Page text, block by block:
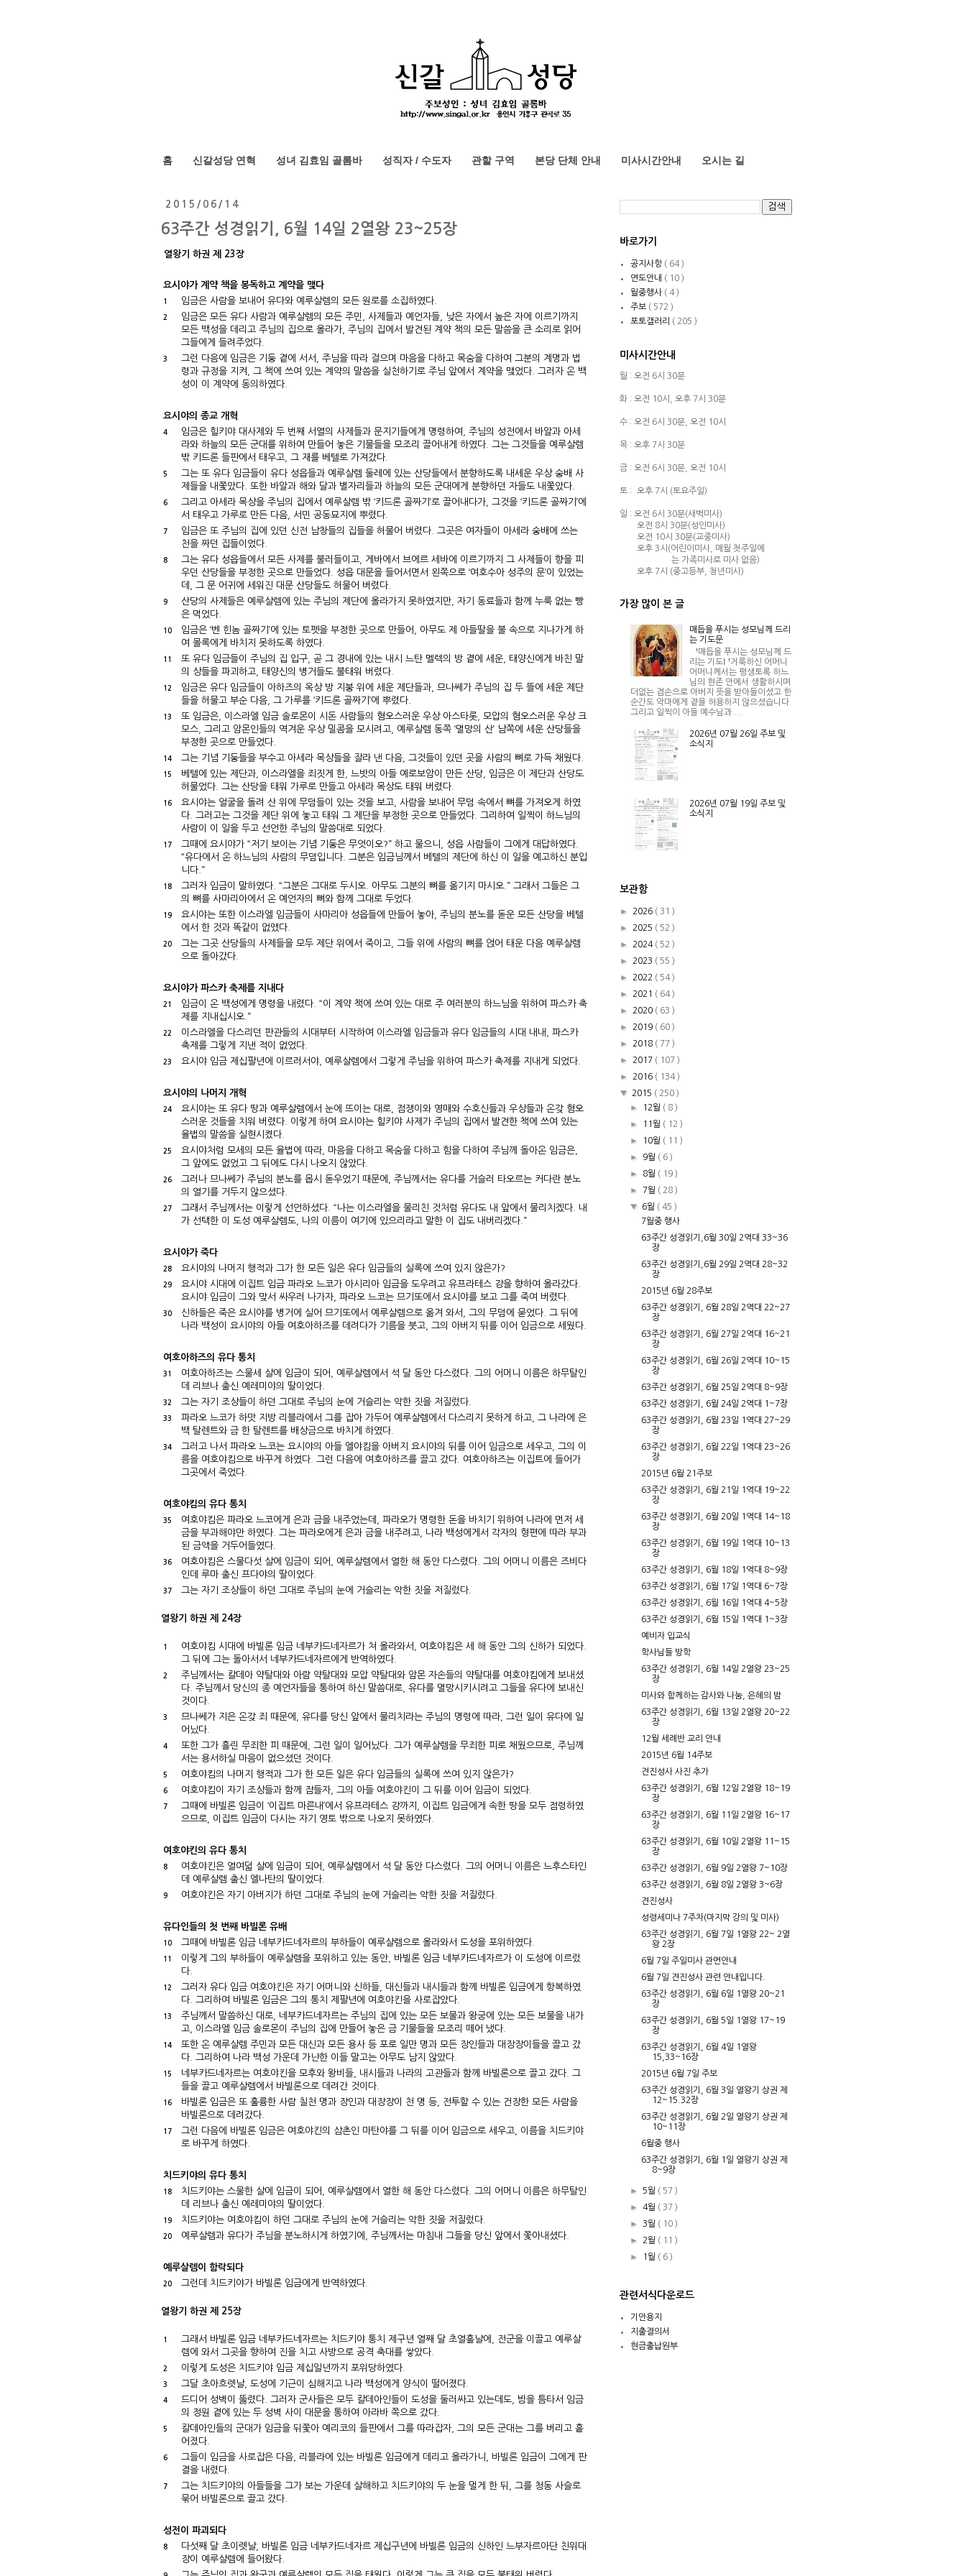
홈 신갈성당 연혁 성녀 김효임 골롬바 성직자 / 수도자 관할 구역 본당 단체 안내 미사시간안내 오시는 길
2015/06/14
63주간 성경읽기, 6월 14일 2열왕 23~25장
열왕기 하권 제 23장
요시야가 계약 책을 봉독하고 계약을 맺다
1 임금은 사람을 보내어 유다와 예루살렘의 모든 원로를 소집하였다.
2
임금은 모든 유다 사람과 예루살렘의 모든 주민, 사제들과 예언자들, 낮은 자에서 높은 자에 이르기까지
모든 백성을 데리고 주님의 집으로 올라가, 주님의 집에서 발견된 계약 책의 모든 말씀을 큰 소리로 읽어
그들에게 들려주었다.
3
그런 다음에 임금은 기둥 곁에 서서, 주님을 따라 걸으며 마음을 다하고 목숨을 다하여 그분의 계명과 법
령과 규정을 지켜, 그 책에 쓰여 있는 계약의 말씀을 실천하기로 주님 앞에서 계약을 맺었다. 그러자 온 백
성이 이 계약에 동의하였다.
요시야의 종교 개혁
4
임금은 힐키야 대사제와 두 번째 서열의 사제들과 문지기들에게 명령하여, 주님의 성전에서 바알과 아세
라와 하늘의 모든 군대를 위하여 만들어 놓은 기물들을 모조리 끌어내게 하였다. 그는 그것들을 예루살렘
밖 키드론 들판에서 태우고, 그 재를 베텔로 가져갔다.
5
그는 또 유다 임금들이 유다 성읍들과 예루살렘 둘레에 있는 산당들에서 분향하도록 내세운 우상 숭배 사
제들을 내쫓았다. 또한 바알과 해와 달과 별자리들과 하늘의 모든 군대에게 분향하던 자들도 내쫓았다.
6
그리고 아세라 목상을 주님의 집에서 예루살렘 밖 ‘키드론 골짜기’로 끌어내다가, 그것을 ‘키드론 골짜기’에
서 태우고 가루로 만든 다음, 서민 공동묘지에 뿌렸다.
7
임금은 또 주님의 집에 있던 신전 남창들의 집들을 허물어 버렸다. 그곳은 여자들이 아세라 숭배에 쓰는
천을 짜던 집들이었다.
8
그는 유다 성읍들에서 모든 사제를 불러들이고, 게바에서 브에르 세바에 이르기까지 그 사제들이 향을 피
우던 산당들을 부정한 곳으로 만들었다. 성읍 대문을 들어서면서 왼쪽으로 ‘여호수아 성주의 문’이 있었는
데, 그 문 어귀에 세워진 대문 산당들도 허물어 버렸다.
9
산당의 사제들은 예루살렘에 있는 주님의 제단에 올라가지 못하였지만, 자기 동료들과 함께 누룩 없는 빵
은 먹었다.
10
임금은 ‘벤 힌놈 골짜기’에 있는 토펫을 부정한 곳으로 만들어, 아무도 제 아들딸을 불 속으로 지나가게 하
여 몰록에게 바치지 못하도록 하였다.
11
또 유다 임금들이 주님의 집 입구, 곧 그 경내에 있는 내시 느탄 멜렉의 방 곁에 세운, 태양신에게 바친 말
의 상들을 파괴하고, 태양신의 병거들도 불태워 버렸다.
12
임금은 유다 임금들이 아하즈의 옥상 방 지붕 위에 세운 제단들과, 므나쎄가 주님의 집 두 뜰에 세운 제단
들을 허물고 부순 다음, 그 가루를 ‘키드론 골짜기’에 뿌렸다.
13
또 임금은, 이스라엘 임금 솔로몬이 시돈 사람들의 혐오스러운 우상 아스타롯, 모압의 혐오스러운 우상 크
모스, 그리고 암몬인들의 역겨운 우상 밀콤을 모시려고, 예루살렘 동쪽 ‘멸망의 산’ 남쪽에 세운 산당들을
부정한 곳으로 만들었다.
14 그는 기념 기둥들을 부수고 아세라 목상들을 잘라 낸 다음, 그것들이 있던 곳을 사람의 뼈로 가득 채웠다.
15
베텔에 있는 제단과, 이스라엘을 죄짓게 한, 느밧의 아들 예로보암이 만든 산당, 임금은 이 제단과 산당도
허물었다. 그는 산당을 태워 가루로 만들고 아세라 목상도 태워 버렸다.
16
요시야는 얼굴을 돌려 산 위에 무덤들이 있는 것을 보고, 사람을 보내어 무덤 속에서 뼈를 가져오게 하였
다. 그러고는 그것을 제단 위에 놓고 태워 그 제단을 부정한 곳으로 만들었다. 그리하여 일찍이 하느님의
사람이 이 일을 두고 선언한 주님의 말씀대로 되었다.
17
그때에 요시야가 “저기 보이는 기념 기둥은 무엇이오?” 하고 물으니, 성읍 사람들이 그에게 대답하였다.
“유다에서 온 하느님의 사람의 무덤입니다. 그분은 임금님께서 베텔의 제단에 하신 이 일을 예고하신 분입
니다.”
18
그러자 임금이 말하였다. “그분은 그대로 두시오. 아무도 그분의 뼈를 옮기지 마시오.” 그래서 그들은 그
의 뼈를 사마리아에서 온 예언자의 뼈와 함께 그대로 두었다.
19
요시야는 또한 이스라엘 임금들이 사마리아 성읍들에 만들어 놓아, 주님의 분노를 돋운 모든 산당을 베텔
에서 한 것과 똑같이 없앴다.
20
그는 그곳 산당들의 사제들을 모두 제단 위에서 죽이고, 그들 위에 사람의 뼈를 얹어 태운 다음 예루살렘
으로 돌아갔다.
요시야가 파스카 축제를 지내다
21
임금이 온 백성에게 명령을 내렸다. “이 계약 책에 쓰여 있는 대로 주 여러분의 하느님을 위하여 파스카 축
제를 지내십시오.”
22
이스라엘을 다스리던 판관들의 시대부터 시작하여 이스라엘 임금들과 유다 임금들의 시대 내내, 파스카
축제를 그렇게 지낸 적이 없었다.
23 요시야 임금 제십팔년에 이르러서야, 예루살렘에서 그렇게 주님을 위하여 파스카 축제를 지내게 되었다.
요시야의 나머지 개혁
24
요시야는 또 유다 땅과 예루살렘에서 눈에 뜨이는 대로, 점쟁이와 영매와 수호신들과 우상들과 온갖 혐오
스러운 것들을 치워 버렸다. 이렇게 하여 요시야는 힐키야 사제가 주님의 집에서 발견한 책에 쓰여 있는
율법의 말씀을 실현시켰다.
25
요시야처럼 모세의 모든 율법에 따라, 마음을 다하고 목숨을 다하고 힘을 다하여 주님께 돌아온 임금은,
그 앞에도 없었고 그 뒤에도 다시 나오지 않았다.
26
그러나 므나쎄가 주님의 분노를 몹시 돋우었기 때문에, 주님께서는 유다를 거슬러 타오르는 커다란 분노
의 열기를 거두지 않으셨다.
27
그래서 주님께서는 이렇게 선언하셨다. “나는 이스라엘을 물리친 것처럼 유다도 내 앞에서 물리치겠다. 내
가 선택한 이 도성 예루살렘도, 나의 이름이 여기에 있으리라고 말한 이 집도 내버리겠다.”
요시야가 죽다
28 요시야의 나머지 행적과 그가 한 모든 일은 유다 임금들의 실록에 쓰여 있지 않은가?
29
요시야 시대에 이집트 임금 파라오 느코가 아시리아 임금을 도우려고 유프라테스 강을 향하여 올라갔다.
요시야 임금이 그와 맞서 싸우러 나가자, 파라오 느코는 므기또에서 요시야를 보고 그를 죽여 버렸다.
30
신하들은 죽은 요시야를 병거에 실어 므기또에서 예루살렘으로 옮겨 와서, 그의 무덤에 묻었다. 그 뒤에
나라 백성이 요시야의 아들 여호아하즈를 데려다가 기름을 붓고, 그의 아버지 뒤를 이어 임금으로 세웠다.
여호아하즈의 유다 통치
31
여호아하즈는 스물세 살에 임금이 되어, 예루살렘에서 석 달 동안 다스렸다. 그의 어머니 이름은 하무탈인
데 리브나 출신 예레미야의 딸이었다.
32 그는 자기 조상들이 하던 그대로 주님의 눈에 거슬리는 악한 짓을 저질렀다.
33
파라오 느코가 하맛 지방 리블라에서 그를 잡아 가두어 예루살렘에서 다스리지 못하게 하고, 그 나라에 은
백 탈렌트와 금 한 탈렌트를 배상금으로 바치게 하였다.
34
그러고 나서 파라오 느코는 요시야의 아들 엘야킴을 아버지 요시야의 뒤를 이어 임금으로 세우고, 그의 이
름을 여호야킴으로 바꾸게 하였다. 그런 다음에 여호아하즈를 끌고 갔다. 여호아하즈는 이집트에 들어가
그곳에서 죽었다.
여호야킴의 유다 통치
35
여호야킴은 파라오 느코에게 은과 금을 내주었는데, 파라오가 명령한 돈을 바치기 위하여 나라에 먼저 세
금을 부과해야만 하였다. 그는 파라오에게 은과 금을 내주려고, 나라 백성에게서 각자의 형편에 따라 부과
된 금액을 거두어들였다.
36
여호야킴은 스물다섯 살에 임금이 되어, 예루살렘에서 열한 해 동안 다스렸다. 그의 어머니 이름은 즈비다
인데 루마 출신 프다야의 딸이었다.
37 그는 자기 조상들이 하던 그대로 주님의 눈에 거슬리는 악한 짓을 저질렀다.
열왕기 하권 제 24장
1
여호야킴 시대에 바빌론 임금 네부카드네자르가 쳐 올라와서, 여호야킴은 세 해 동안 그의 신하가 되었다.
그 뒤에 그는 돌아서서 네부카드네자르에게 반역하였다.
2
주님께서는 칼데아 약탈대와 아람 약탈대와 모압 약탈대와 암몬 자손들의 약탈대를 여호야킴에게 보내셨
다. 주님께서 당신의 종 예언자들을 통하여 하신 말씀대로, 유다를 멸망시키시려고 그들을 유다에 보내신
것이다.
3
므나쎄가 지은 온갖 죄 때문에, 유다를 당신 앞에서 물리치라는 주님의 명령에 따라, 그런 일이 유다에 일
어났다.
4
또한 그가 흘린 무죄한 피 때문에, 그런 일이 일어났다. 그가 예루살렘을 무죄한 피로 채웠으므로, 주님께
서는 용서하실 마음이 없으셨던 것이다.
5 여호야킴의 나머지 행적과 그가 한 모든 일은 유다 임금들의 실록에 쓰여 있지 않은가?
6 여호야킴이 자기 조상들과 함께 잠들자, 그의 아들 여호야킨이 그 뒤를 이어 임금이 되었다.
7
그때에 바빌론 임금이 ‘이집트 마른내’에서 유프라테스 강까지, 이집트 임금에게 속한 땅을 모두 점령하였
으므로, 이집트 임금이 다시는 자기 영토 밖으로 나오지 못하였다.
여호야킨의 유다 통치
8
여호야킨은 열여덟 살에 임금이 되어, 예루살렘에서 석 달 동안 다스렸다. 그의 어머니 이름은 느후스타인
데 예루살렘 출신 엘나탄의 딸이었다.
9 여호야킨은 자기 아버지가 하던 그대로 주님의 눈에 거슬리는 악한 짓을 저질렀다.
유다인들의 첫 번째 바빌론 유배
10 그때에 바빌론 임금 네부카드네자르의 부하들이 예루살렘으로 올라와서 도성을 포위하였다.
11
이렇게 그의 부하들이 예루살렘을 포위하고 있는 동안, 바빌론 임금 네부카드네자르가 이 도성에 이르렀
다.
12
그러자 유다 임금 여호야킨은 자기 어머니와 신하들, 대신들과 내시들과 함께 바빌론 임금에게 항복하였
다. 그리하여 바빌론 임금은 그의 통치 제팔년에 여호야킨을 사로잡았다.
13
주님께서 말씀하신 대로, 네부카드네자르는 주님의 집에 있는 모든 보물과 왕궁에 있는 모든 보물을 내가
고, 이스라엘 임금 솔로몬이 주님의 집에 만들어 놓은 금 기물들을 모조리 떼어 냈다.
14
또한 온 예루살렘 주민과 모든 대신과 모든 용사 등 포로 일만 명과 모든 장인들과 대장장이들을 끌고 갔
다. 그리하여 나라 백성 가운데 가난한 이들 말고는 아무도 남지 않았다.
15
네부카드네자르는 여호야킨을 모후와 왕비들, 내시들과 나라의 고관들과 함께 바빌론으로 끌고 갔다. 그
들을 끌고 예루살렘에서 바빌론으로 데려간 것이다.
16
바빌론 임금은 또 훌륭한 사람 칠천 명과 장인과 대장장이 천 명 등, 전투할 수 있는 건장한 모든 사람을
바빌론으로 데려갔다.
17
그런 다음에 바빌론 임금은 여호야킨의 삼촌인 마탄야를 그 뒤를 이어 임금으로 세우고, 이름을 치드키야
로 바꾸게 하였다.
치드키야의 유다 통치
18
치드키야는 스물한 살에 임금이 되어, 예루살렘에서 열한 해 동안 다스렸다. 그의 어머니 이름은 하무탈인
데 리브나 출신 예레미야의 딸이었다.
19 치드키야는 여호야킴이 하던 그대로 주님의 눈에 거슬리는 악한 짓을 저질렀다.
20 예루살렘과 유다가 주님을 분노하시게 하였기에, 주님께서는 마침내 그들을 당신 앞에서 쫓아내셨다.
예루살렘이 함락되다
20 그런데 치드키야가 바빌론 임금에게 반역하였다.
열왕기 하권 제 25장
1
그래서 바빌론 임금 네부카드네자르는 치드키야 통치 제구년 열째 달 초열흘날에, 전군을 이끌고 예루살
렘에 와서 그곳을 향하여 진을 치고 사방으로 공격 축대를 쌓았다.
2 이렇게 도성은 치드키야 임금 제십일년까지 포위당하였다.
3 그달 초아흐렛날, 도성에 기근이 심해지고 나라 백성에게 양식이 떨어졌다.
4
드디어 성벽이 뚫렸다. 그러자 군사들은 모두 칼데아인들이 도성을 둘러싸고 있는데도, 밤을 틈타서 임금
의 정원 곁에 있는 두 성벽 사이 대문을 통하여 아라바 쪽으로 갔다.
5
칼데아인들의 군대가 임금을 뒤쫓아 예리코의 들판에서 그를 따라잡자, 그의 모든 군대는 그를 버리고 흩
어졌다.
6
그들이 임금을 사로잡은 다음, 리블라에 있는 바빌론 임금에게 데리고 올라가니, 바빌론 임금이 그에게 판
결을 내렸다.
7
그는 치드키야의 아들들을 그가 보는 가운데 살해하고 치드키야의 두 눈을 멀게 한 뒤, 그를 청동 사슬로
묶어 바빌론으로 끌고 갔다.
성전이 파괴되다
8
다섯째 달 초이렛날, 바빌론 임금 네부카드네자르 제십구년에 바빌론 임금의 신하인 느부자르아단 친위대
장이 예루살렘에 들어왔다.
바로가기
공지사항 ( 64 )
연도안내 ( 10 )
월중행사 ( 4 )
주보 ( 572 )
포토갤러리 ( 205 )
미사시간안내
월 : 오전 6시 30분
화 : 오전 10시, 오후 7시 30분
수 : 오전 6시 30분, 오전 10시
목 : 오후 7시 30분
금 : 오전 6시 30분, 오전 10시
토 : 오후 7시 (토요주일)
일 : 오전 6시 30분(새벽미사)
오전 8시 30분(성인미사)
오전 10시 30분(교중미사)
오후 3시(어린이미사, 매월 첫주일에
는 가족미사로 미사 없음)
오후 7시 (중고등부, 청년미사)
가장 많이 본 글
매듭을 푸시는 성모님께 드리
는 기도문
†매듭을 푸시는 성모님께 드
리는 기도Ⅰ †거룩하신 어머니
어머니께서는 평생토록 하느
님의 현존 안에서 생활하시며
더없는 겸손으로 아버지 뜻을 받아들이셨고 한
순간도 악마에게 곁을 허용하지 않으셨습니다.
그리고 일찍이 아들 예수님과 ...
2026년 07월 26일 주보 및
소식지
2026년 07월 19일 주보 및
소식지
보관함
► 2026 ( 31 )
► 2025 ( 52 )
► 2024 ( 52 )
► 2023 ( 55 )
► 2022 ( 54 )
► 2021 ( 64 )
► 2020 ( 63 )
► 2019 ( 60 )
► 2018 ( 77 )
► 2017 ( 107 )
► 2016 ( 134 )
▼ 2015 ( 250 )
►
12월 ( 8 )
►
11월 ( 12 )
►
10월 ( 11 )
► 9월 ( 6 )
► 8월 ( 19 )
► 7월 ( 28 )
▼ 6월 ( 45 )
7월중 행사
63주간 성경읽기,6월 30일 2역대 33~36
장
63주간 성경읽기,6월 29일 2역대 28~32
장
2015년 6월 28주보
63주간 성경읽기, 6월 28일 2역대 22~27
장
63주간 성경읽기, 6월 27일 2역대 16~21
장
63주간 성경읽기, 6월 26일 2역대 10~15
장
63주간 성경읽기, 6월 25일 2역대 8~9장
63주간 성경읽기, 6월 24일 2역대 1~7장
63주간 성경읽기, 6월 23일 1역대 27~29
장
63주간 성경읽기, 6월 22일 1역대 23~26
장
2015년 6월 21주보
63주간 성경읽기, 6월 21일 1역대 19~22
장
63주간 성경읽기, 6월 20일 1역대 14~18
장
63주간 성경읽기, 6월 19일 1역대 10~13
장
63주간 성경읽기, 6월 18일 1역대 8~9장
63주간 성경읽기, 6월 17일 1역대 6~7장
63주간 성경읽기, 6월 16일 1역대 4~5장
63주간 성경읽기, 6월 15일 1역대 1~3장
예비자 입교식
학사님들 방학
63주간 성경읽기, 6월 14일 2열왕 23~25
장
미사와 함께하는 감사와 나눔, 은혜의 밤
63주간 성경읽기, 6월 13일 2열왕 20~22
장
12월 세례반 교리 안내
2015년 6월 14주보
견진성사 사진 추가
63주간 성경읽기, 6월 12일 2열왕 18~19
장
63주간 성경읽기, 6월 11일 2열왕 16~17
장
63주간 성경읽기, 6월 10일 2열왕 11~15
장
63주간 성경읽기, 6월 9일 2열왕 7~10장
63주간 성경읽기, 6월 8일 2열왕 3~6장
견진성사
성령세미나 7주차(마지막 강의 및 미사)
63주간 성경읽기, 6월 7일 1열왕 22~ 2열
왕 2장
6월 7일 주일미사 관면안내
6월 7일 견진성사 관련 안내입니다.
63주간 성경읽기, 6월 6일 1열왕 20~21
장
63주간 성경읽기, 6월 5일 1열왕 17~19
장
63주간 성경읽기, 6월 4일 1열왕
15,33~16장
2015년 6월 7일 주보
63주간 성경읽기, 6월 3일 열왕기 상권 제
12~15.32장
63주간 성경읽기, 6월 2일 열왕기 상권 제
10~11장
6월중 행사
63주간 성경읽기, 6월 1일 열왕기 상권 제
8~9장
► 5월 ( 57 )
►4월 ( 37 )
► 3월 ( 10 )
► 2월 ( 11 )
►
1월 ( 6 )
관련서식다운로드
기안용지
지출결의서
현금출납원부